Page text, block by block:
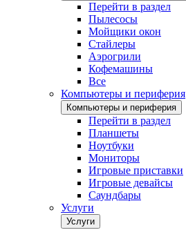
Перейти в раздел
Пылесосы
Мойщики окон
Стайлеры
Аэрогрили
Кофемашины
Все
Компьютеры и периферия
Компьютеры и периферия
Перейти в раздел
Планшеты
Ноутбуки
Мониторы
Игровые приставки
Игровые девайсы
Саундбары
Услуги
Услуги